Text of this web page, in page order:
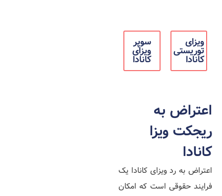
ویزای
توریستی
کانادا
سوپر
ویزای
کانادا
اعتراض به
ریجکت ویزا
کانادا
اعتراض به رد ویزای کانادا یک
فرایند حقوقی است که امکان